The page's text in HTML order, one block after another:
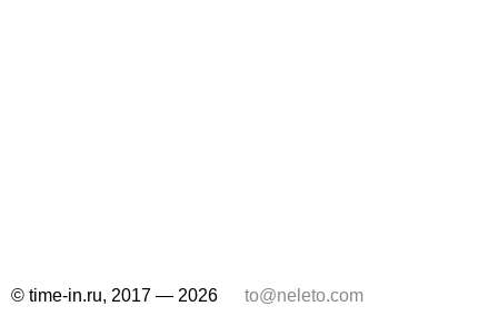
© time-in.ru, 2017 — 2026 to@neleto.com